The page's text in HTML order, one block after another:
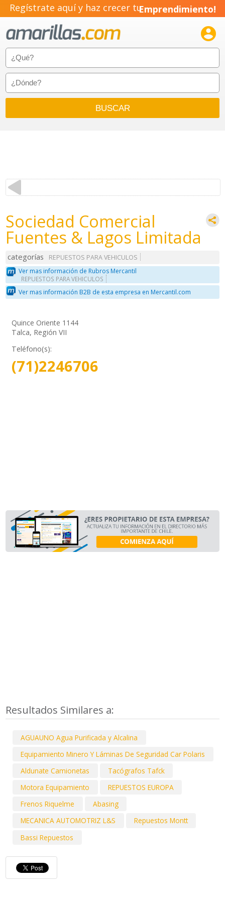
Regístrate aquí y haz crecer tuEmprendimiento!

Sociedad Comercial
Fuentes & Lagos Limitada
categorías
REPUESTOS PARA VEHICULOS
Ver mas información de Rubros Mercantil
REPUESTOS PARA VEHICULOS
Ver mas información B2B de esta empresa en Mercantil.com
Quince Oriente 1144
Talca, Región VII
Teléfono(s):
(71)2246706
Resultados Similares a:
AGUAUNO Agua Purificada y Alcalina
Equipamiento Minero Y Láminas De Seguridad Car Polaris
Aldunate Camionetas
Tacógrafos Tafck
Motora Equipamiento
REPUESTOS EUROPA
Frenos Riquelme
Abasing
MECANICA AUTOMOTRIZ L&S
Repuestos Montt
Bassi Repuestos